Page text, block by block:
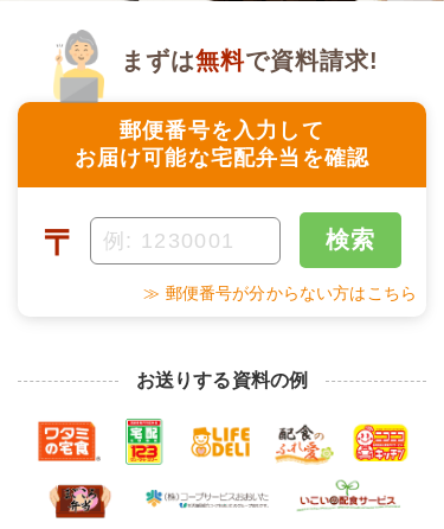
郵便番号を入力して
お届け可能な宅配弁当を確認
まずは無料で資料請求!
〒 検索
≫ 郵便番号が分からない方はこちら
お送りする資料の例